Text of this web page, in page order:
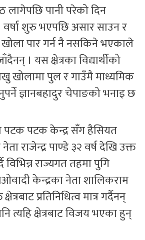
लागेपछि पानी परेको दिन
वर्षा शुरु भएपछि असार साउन र
खोला पार गर्न नै नसकिने भएकाले
। यस क्षेत्रका विद्यार्थीको
खोलामा पुल र गाउँमै माध्यमिक
ज्ञानबहादुर चेपाङको भनाइ छ
पटक पटक केन्द्र सँग हैसियत
राजेन्द्र पाण्डे ३२ वर्ष देखि उक्त
विभिन्न राज्यगत तहमा पुगि
केन्द्रका नेता शालिकराम
प्रतिनिधित्व मात्र गर्दैनन्
त्यहि क्षेत्रबाट विजय भएका हुन्